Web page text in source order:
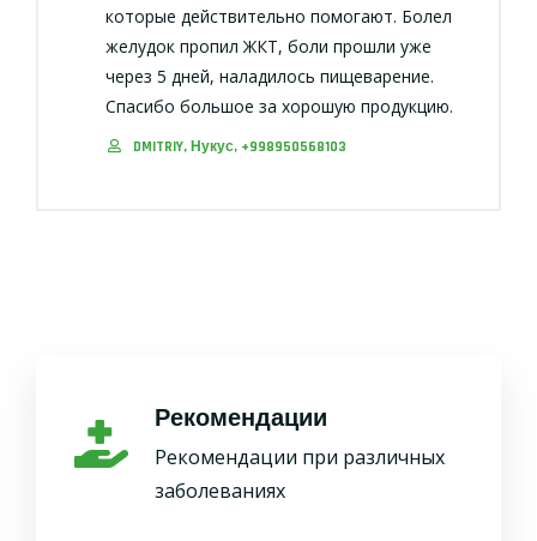
которые действительно помогают. Болел
желудок пропил ЖКТ, боли прошли уже
через 5 дней, наладилось пищеварение.
Спасибо большое за хорошую продукцию.
DMITRIY, Нукус, +998950568103
Рекомендации
Рекомендации при различных
заболеваниях